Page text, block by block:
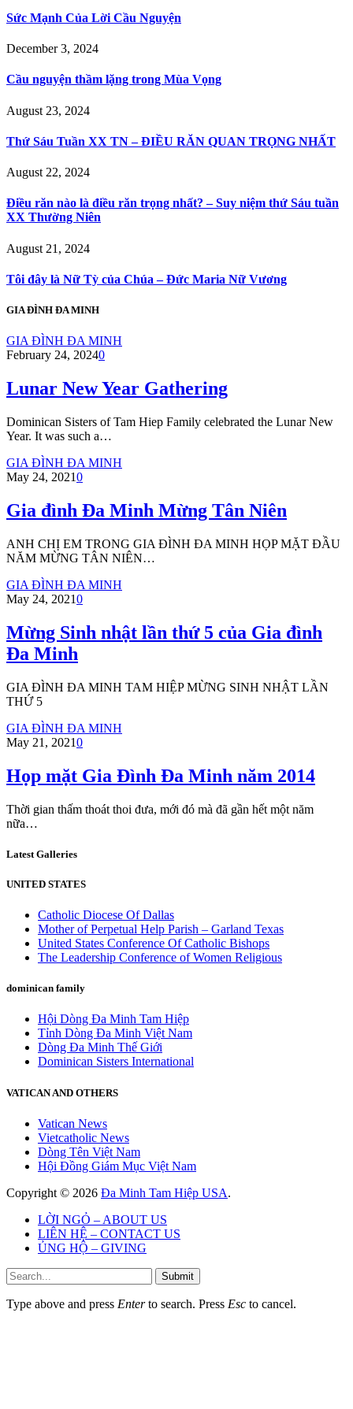
Sức Mạnh Của Lời Cầu Nguyện
December 3, 2024
Cầu nguyện thầm lặng trong Mùa Vọng
August 23, 2024
Thứ Sáu Tuần XX TN – ĐIỀU RĂN QUAN TRỌNG NHẤT
August 22, 2024
Điều răn nào là điều răn trọng nhất? – Suy niệm thứ Sáu tuần
XX Thường Niên
August 21, 2024
Tôi đây là Nữ Tỳ của Chúa – Đức Maria Nữ Vương
GIA ĐÌNH ĐA MINH
GIA ĐÌNH ĐA MINH
February 24, 20240
Lunar New Year Gathering
Dominican Sisters of Tam Hiep Family celebrated the Lunar New
Year. It was such a…
GIA ĐÌNH ĐA MINH
May 24, 20210
Gia đình Đa Minh Mừng Tân Niên
ANH CHỊ EM TRONG GIA ĐÌNH ĐA MINH HỌP MẶT ĐẦU
NĂM MỪNG TÂN NIÊN…
GIA ĐÌNH ĐA MINH
May 24, 20210
Mừng Sinh nhật lần thứ 5 của Gia đình
Đa Minh
GIA ĐÌNH ĐA MINH TAM HIỆP MỪNG SINH NHẬT LẦN
THỨ 5
GIA ĐÌNH ĐA MINH
May 21, 20210
Họp mặt Gia Đình Đa Minh năm 2014
Thời gian thấm thoát thoi đưa, mới đó mà đã gần hết một năm
nữa…
Latest Galleries
UNITED STATES
Catholic Diocese Of Dallas
Mother of Perpetual Help Parish – Garland Texas
United States Conference Of Catholic Bishops
The Leadership Conference of Women Religious
dominican family
Hội Dòng Đa Minh Tam Hiệp
Tỉnh Dòng Đa Minh Việt Nam
Dòng Đa Minh Thế Giới
Dominican Sisters International
VATICAN AND OTHERS
Vatican News
Vietcatholic News
Dòng Tên Việt Nam
Hội Đồng Giám Mục Việt Nam
Copyright © 2026 Đa Minh Tam Hiệp USA.
LỜI NGỎ – ABOUT US
LIÊN HỆ – CONTACT US
ỦNG HỘ – GIVING
Submit
Type above and press Enterto search. Press Esc to cancel.